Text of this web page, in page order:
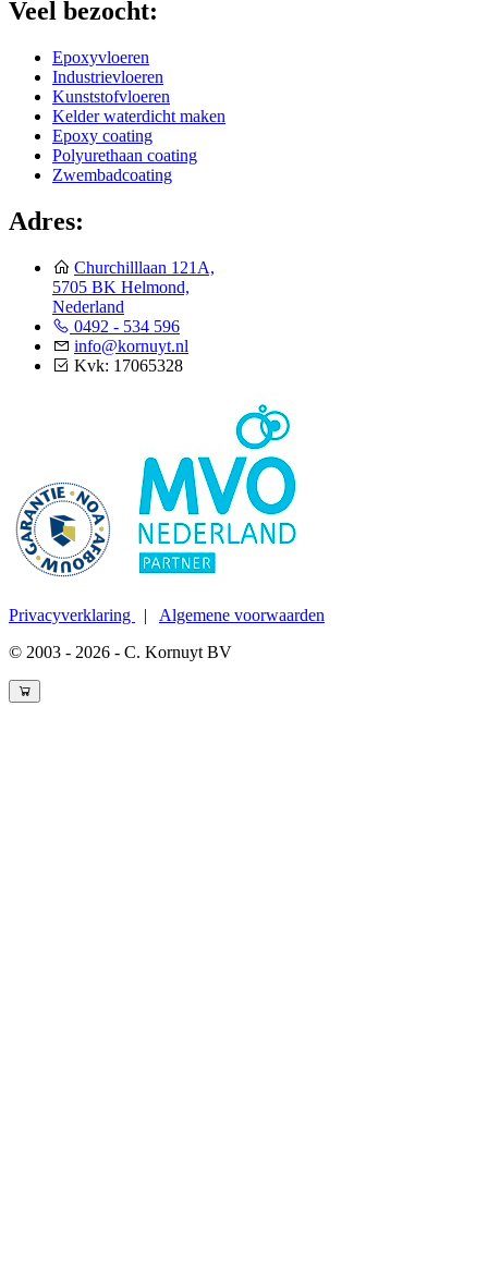
Veel bezocht:
Epoxyvloeren
Industrievloeren
Kunststofvloeren
Kelder waterdicht maken
Epoxy coating
Polyurethaan coating
Zwembadcoating
Adres:
Churchilllaan 121A,
5705 BK Helmond,
Nederland
0492 - 534 596
info@kornuyt.nl
Kvk: 17065328
Privacyverklaring | Algemene voorwaarden
© 2003 - 2026 - C. Kornuyt BV